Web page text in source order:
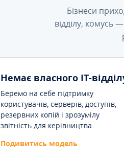
Бізнеси
відділу, комусь
Немає власного IT-
Беремо на себе підтримку
користувачів, серверів, доступів,
резервних копій і зрозумілу
звітність для керівництва.
Подивитись модель